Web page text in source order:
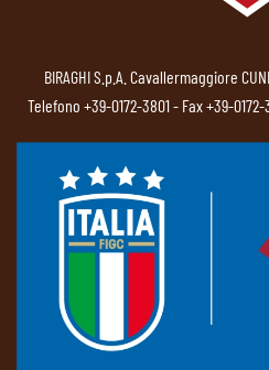
BIRAGHI S.p.A. Cavallermaggiore
Telefono +39-0172-3801- Fax +39-